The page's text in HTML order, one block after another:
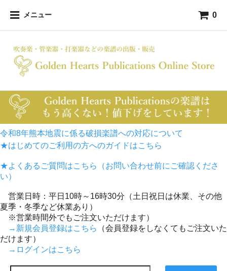
メニュー 0
令和8年熊本地震に係る破損楽譜への対応について
★はじめてのご利用の方へのガイドはこちら
★よくあるご質問はこちら（お問い合わせ前にご確認くださ
い）
営業日時：平日10時～16時30分（土日祝日は休業、その他
夏季・冬季など休業あり）
※営業時間外でもご注文いただけます）
→新規会員登録はこちら
（会員登録をしなくてもご注文いた
だけます）
→ログインはこちら